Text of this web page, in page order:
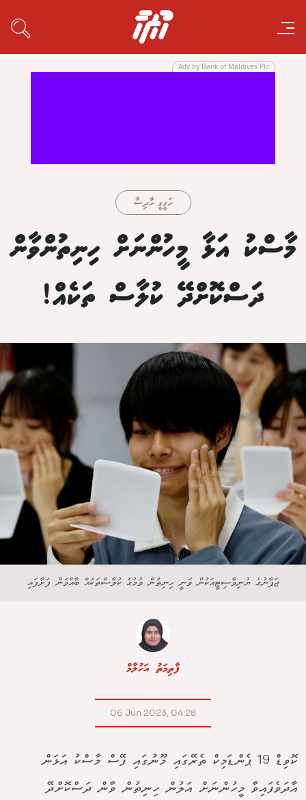
Adv by Bank of Maldives Plc
ހަގީގީ ހާދިސާ
މާސްކު އަޅާ މީހުންނަށް ހިނިތުންވާން
ދަސްކޮށްދޭ ކުލާސް ތަކެއް!
ޖަޕާނުގެ ޔުނިވާސިޓީއަކުން ވަނީ ހިނިތުން ވުމުގެ ކުލާސްތަކެއް ބާއްވަން ފަށާފައި
ފާތިމަތު އަހުލާމް
06 Jun 2023, 04:28
ކޮވިޑް 19 ޕެންޑަމިކް ތެރޭގައި މޫނުގައި ފޭސް މާސްކު އަޅަން
އާދަވެފައިވާ މީހުންނަށް އަލުން ހިނިތުން ވާން ދަސްކޮށްދޭ